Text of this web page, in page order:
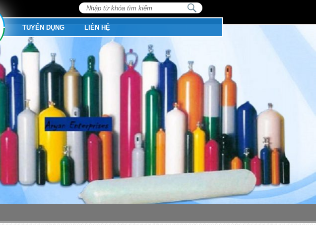
Tìm
kiếm:
NHẬP
TỪ
KHÓA
KIẾM...
TUYỂN DỤNG LIÊN HỆ